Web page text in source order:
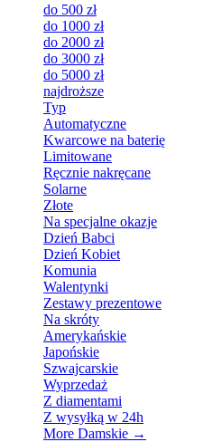
do 500 zł
do 1000 zł
do 2000 zł
do 3000 zł
do 5000 zł
najdroższe
Typ
Automatyczne
Kwarcowe na baterię
Limitowane
Ręcznie nakręcane
Solarne
Złote
Na specjalne okazje
Dzień Babci
Dzień Kobiet
Komunia
Walentynki
Zestawy prezentowe
Na skróty
Amerykańskie
Japońskie
Szwajcarskie
Wyprzedaż
Z diamentami
Z wysyłką w 24h
More Damskie →